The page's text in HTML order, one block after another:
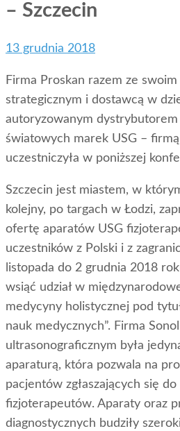
– Szczecin
13 grudnia 2018
Firma Proskan razem ze
strategicznym i dostawcą w
autoryzowanym dystrybutorem
światowych marek USG –
uczestniczyła w poniższej
Szczecin jest miastem, w
kolejny, po targach w Łodzi,
ofertę aparatów USG
uczestników z Polski i z
listopada do 2 grudnia 2018
wsiąć udział w
medycyny holistycznej pod
nauk medycznych”. Firma
ultrasonograficznym była
aparaturą, która pozwala na
pacjentów zgłaszających się
fizjoterapeutów. Aparaty oraz
diagnostycznych budziły